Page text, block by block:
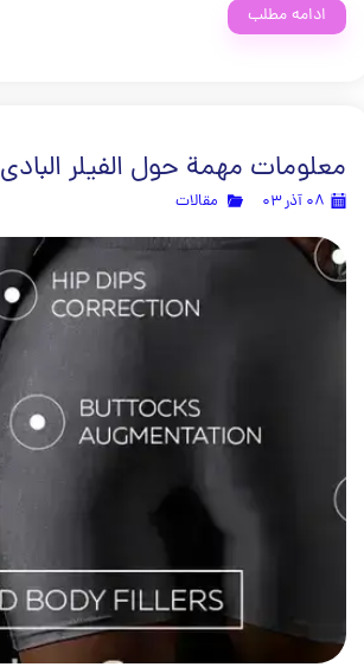
ادامه مطلب
معلومات مهمة حول الفيلر البادي
۰۸ آذر ۰۳ مقالات